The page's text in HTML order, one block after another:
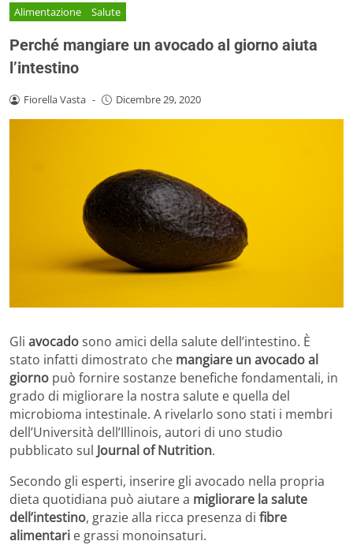
Alimentazione Salute
Perché mangiare un avocado al giorno aiuta
l’intestino
Fiorella Vasta - Dicembre 29, 2020
Gli avocadosono amici della salute dell’intestino. È
stato infatti dimostrato che mangiare un avocado al
giorno può fornire sostanze benefiche fondamentali, in
grado di migliorare la nostra salute e quella del
microbioma intestinale. A rivelarlo sono stati i membri
dell’Università dell’Illinois, autori di uno studio
pubblicato sul Journal of Nutrition.
Secondo gli esperti, inserire gli avocado nella propria
dieta quotidiana può aiutare a migliorare la salute
dell’intestino, grazie alla ricca presenza di fibre
alimentari e grassi monoinsaturi.